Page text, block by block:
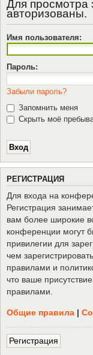
Для
авторизованы.
Имя пользователя:
Пароль:
Забыли пароль?
Запомнить меня
Скрыть моё
РЕГИСТРАЦИЯ
Для входа на
Регистрация
вам более широкие
конференции могут
привилегии для
чем
правилами и
что ваше
правилами.
Общие правила |
Регистрация